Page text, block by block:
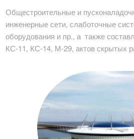
Общестроительные и
инженерные сети, слаботочные
оборудования и пр., а также
КС-11, КС-14, М-29, актов скрытых